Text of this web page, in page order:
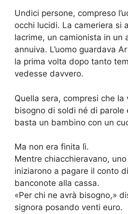
Undici persone, compreso
occhi lucidi. La cameriera si
lacrime, un camionista in un
annuiva. L’uomo guardava
la prima volta dopo tanto
vedesse davvero.
Quella sera, compresi che
bisogno di soldi né di parole
basta un bambino con un
Ma non era finita lì.
Mentre chiacchieravano,
iniziarono a pagare il conto
banconote alla cassa.
«Per chi ne avrà bisogno,»
signora posando venti euro.